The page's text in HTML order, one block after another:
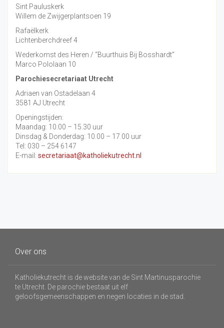
Sint Pauluskerk
Willem de Zwijgerplantsoen 19
Rafaëlkerk
Lichtenberchdreef 4
Wederkomst des Heren / “Buurthuis Bij Bosshardt”
Marco Pololaan 10
Parochiesecretariaat Utrecht
Adriaen van Ostadelaan 4
3581 AJ Utrecht
Openingstijden:
Maandag: 10.00 – 15.30 uur
Dinsdag & Donderdag: 10.00 – 17.00 uur
Tel: 030 – 254 6147
E-mail: secretariaat@katholiekutrecht.nl
Over ons
Katholiekutrecht is de website van de Sint Martinusparochie
te Utrecht. De parochie bestaat uit elf
geloofsgemeenschappen en negen locaties in de stad.